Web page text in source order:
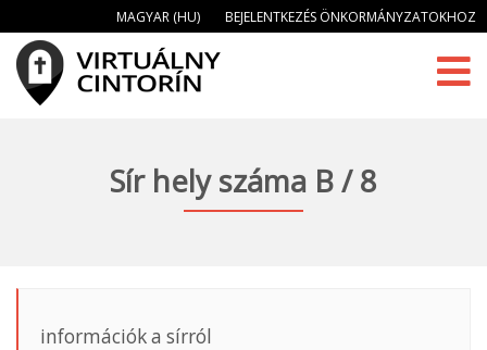
MAGYAR (HU) BEJELENTKEZÉS ÖNKORMÁNYZATOKHOZ
Sír hely száma B / 8
információk a sírról